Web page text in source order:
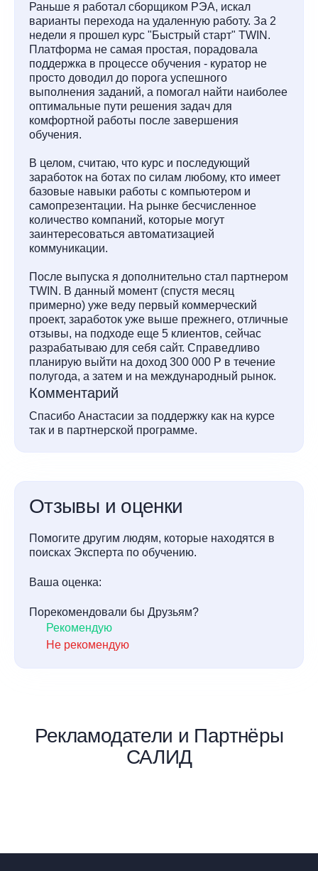
Раньше я работал сборщиком РЭА, искал
варианты перехода на удаленную работу. За 2
недели я прошел курс "Быстрый старт" TWIN.
Платформа не самая простая, порадовала
поддержка в процессе обучения - куратор не
просто доводил до порога успешного
выполнения заданий, а помогал найти наиболее
оптимальные пути решения задач для
комфортной работы после завершения
обучения.
В целом, считаю, что курс и последующий
заработок на ботах по силам любому, кто имеет
базовые навыки работы с компьютером и
самопрезентации. На рынке бесчисленное
количество компаний, которые могут
заинтересоваться автоматизацией
коммуникации.
После выпуска я дополнительно стал партнером
TWIN. В данный момент (спустя месяц
примерно) уже веду первый коммерческий
проект, заработок уже выше прежнего, отличные
отзывы, на подходе еще 5 клиентов, сейчас
разрабатываю для себя сайт. Справедливо
планирую выйти на доход 300 000 Р в течение
полугода, а затем и на международный рынок.
Комментарий
Спасибо Анастасии за поддержку как на курсе
так и в партнерской программе.
Отзывы и оценки
Помогите другим людям, которые находятся в
поисках Эксперта по обучению.
Ваша оценка:
Порекомендовали бы Друзьям?
Рекомендую
Не рекомендую
Рекламодатели и Партнёры
САЛИД